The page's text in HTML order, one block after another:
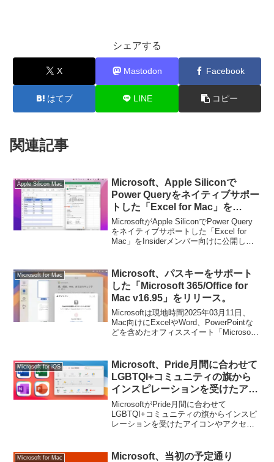
シェアする
X Mastodon Facebook
はてブ LINE コピー
関連記事
Apple Silicon Mac
Microsoft、Apple Siliconで
Power Queryをネイティブサポー
トした「Excel for Mac」を
Insiderメンバー向けに公開。
MicrosoftがApple SiliconでPower Query
をネイティブサポートした「Excel for
Mac」をInsiderメンバー向けに公開して
Microsoft for Mac
Microsoft、パスキーをサポート
した「Microsoft 365/Office for
Mac v16.95」をリリース。
Microsoftは現地時間2025年03月11日、
Mac向けにExcelやWord、PowerPointな
どを含めたオフィススイート「Microsoft
ジョンではサインイン認証にパスキー
(Passkey)がサポートされています。
Microsoft for iOS
Microsoft、Pride月間に合わせて
LGBTQI+コミュニティの旗から
インスピレーションを受けたアイ
コンやアクセントカラーを
Mac/iOS、Androidアプリに追
加。
MicrosoftがPride月間に合わせて
LGBTQI+コミュニティの旗からインスピ
レーションを受けたアイコンやアクセン
Microsoft for Mac
Microsoft、当初の予定通り